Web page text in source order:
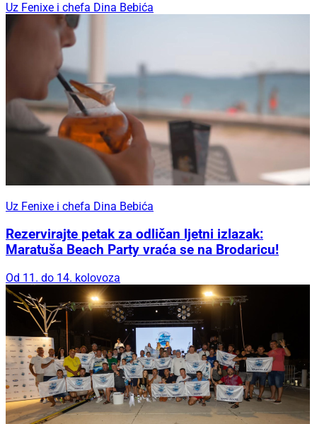
Uz Fenixe i chefa Dina Bebića
Uz Fenixe i chefa Dina Bebića
Rezervirajte petak za odličan ljetni izlazak:
Maratuša Beach Party vraća se na Brodaricu!
Od 11. do 14. kolovoza